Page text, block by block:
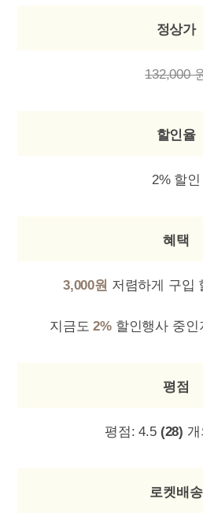
정상가
132,000
할인율
2% 할인
혜택
3,000원 저렴하게 구입
지금도2%할인행사 중인
평점
평점:4.5 (28)
로켓배송